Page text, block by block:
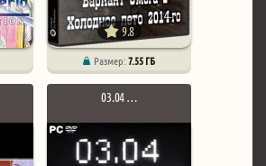
9.8
Размер:7.55 ГБ
03.04 …